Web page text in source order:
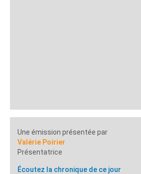
Une émission présentée par
Valérie Poirier
Présentatrice
Écoutez la chronique de ce jour